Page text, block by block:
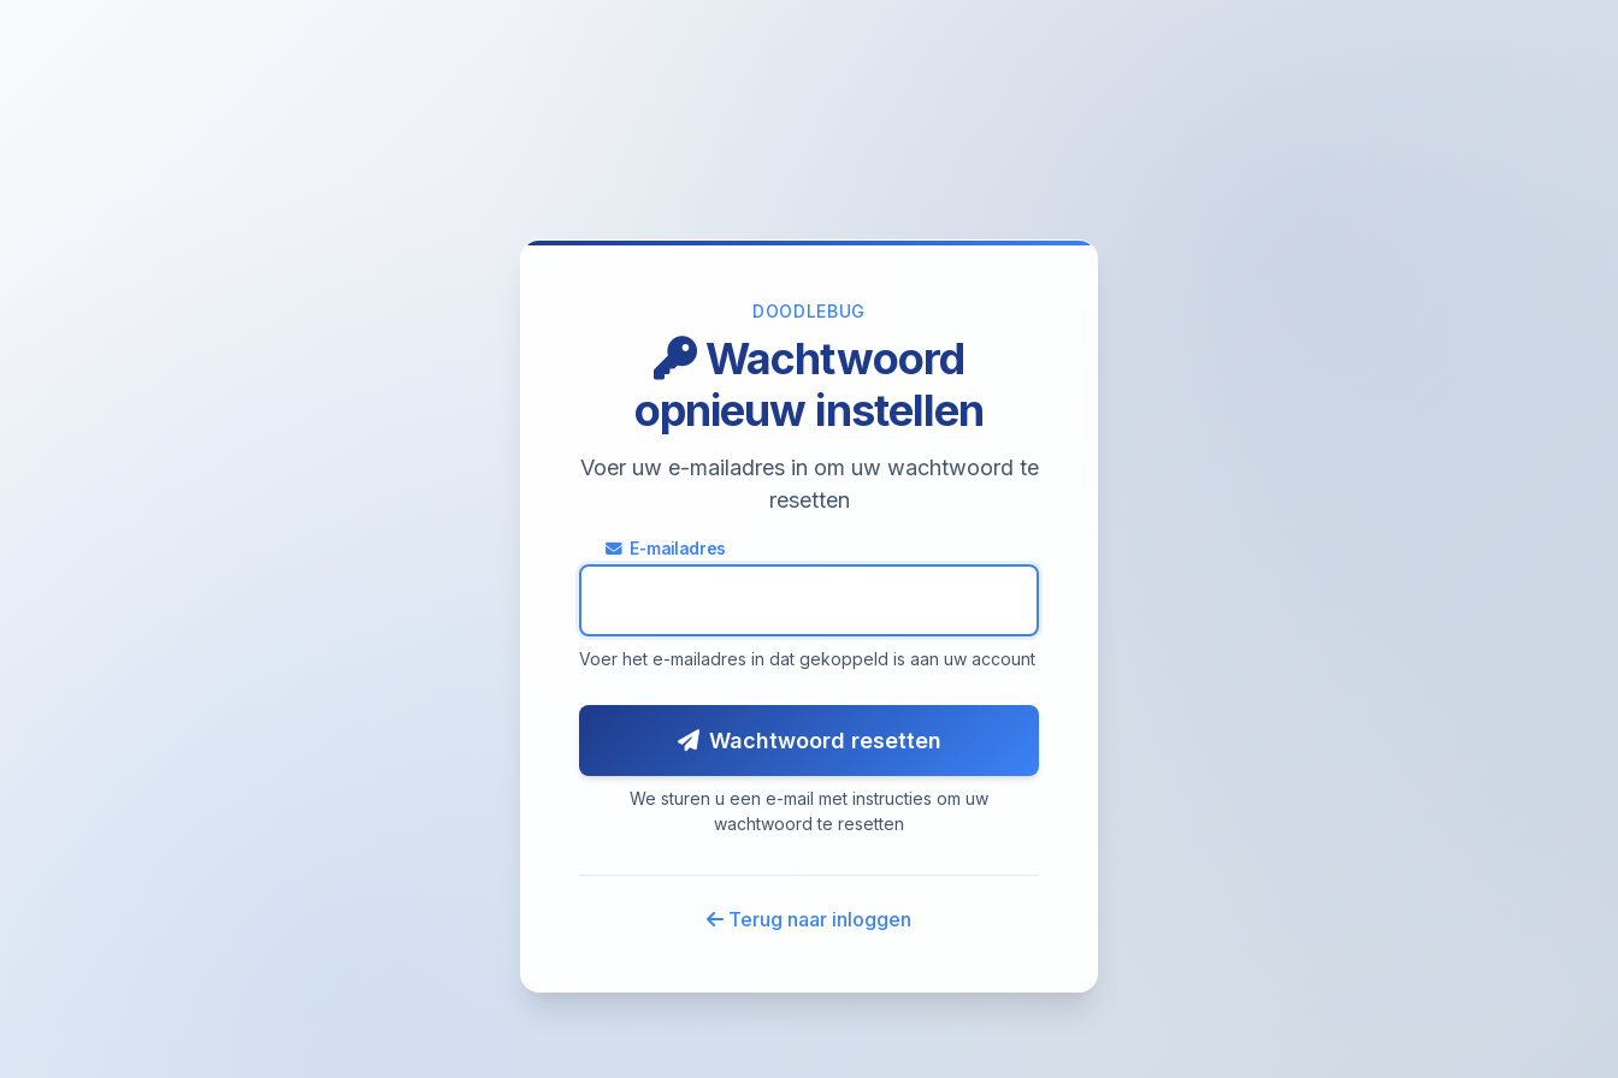
DOODLEBUG
Wachtwoord
opnieuw instellen
Voer uw e-mailadres in om uw wachtwoord te
resetten
E-mailadres
Voer het e-mailadres in dat gekoppeld is aan uw account
Wachtwoord resetten
We sturen u een e-mail met instructies om uw
wachtwoord te resetten
Terug naar inloggen